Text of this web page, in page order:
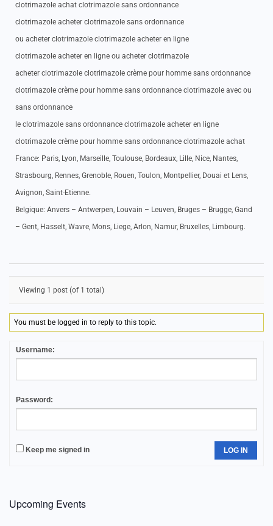
clotrimazole achat clotrimazole sans ordonnance
clotrimazole acheter clotrimazole sans ordonnance
ou acheter clotrimazole clotrimazole acheter en ligne
clotrimazole acheter en ligne ou acheter clotrimazole
acheter clotrimazole clotrimazole crème pour homme sans ordonnance
clotrimazole crème pour homme sans ordonnance clotrimazole avec ou
sans ordonnance
le clotrimazole sans ordonnance clotrimazole acheter en ligne
clotrimazole crème pour homme sans ordonnance clotrimazole achat
France: Paris, Lyon, Marseille, Toulouse, Bordeaux, Lille, Nice, Nantes,
Strasbourg, Rennes, Grenoble, Rouen, Toulon, Montpellier, Douai et Lens,
Avignon, Saint-Etienne.
Belgique: Anvers – Antwerpen, Louvain – Leuven, Bruges – Brugge, Gand
– Gent, Hasselt, Wavre, Mons, Liege, Arlon, Namur, Bruxelles, Limbourg.
Viewing 1 post (of 1 total)
You must be logged in to reply to this topic.
Username:
Password:
Keep me signed in LOG IN
Upcoming Events